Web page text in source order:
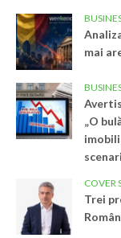
mai
„O
COVER
Trei